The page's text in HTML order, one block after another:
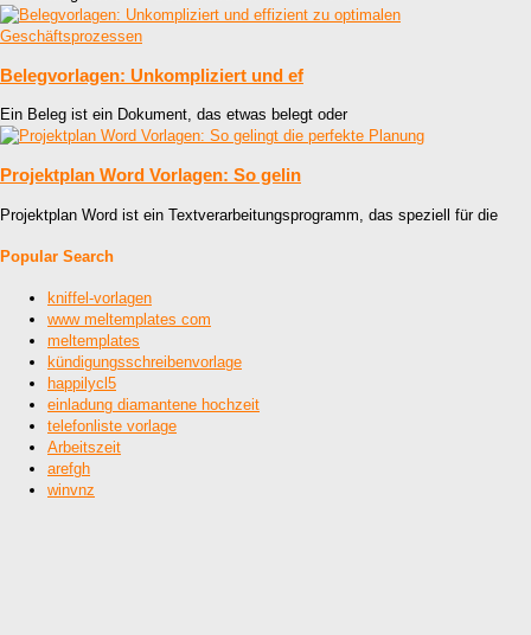
Belegvorlagen: Unkompliziert und ef
Ein Beleg ist ein Dokument, das etwas belegt oder
Projektplan Word Vorlagen: So gelin
Projektplan Word ist ein Textverarbeitungsprogramm, das speziell für die
Popular Search
kniffel-vorlagen
www meltemplates com
meltemplates
kündigungsschreibenvorlage
happilycl5
einladung diamantene hochzeit
telefonliste vorlage
Arbeitszeit
arefgh
winvnz